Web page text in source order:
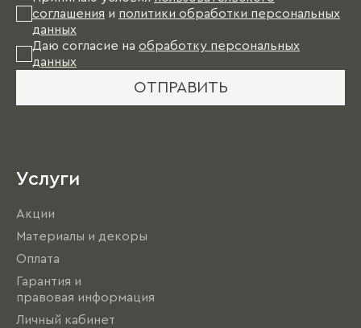
соглашения и политики обработки персональных
данных
Даю согласие на обработку персональных
данных
ОТПРАВИТЬ
Услуги
Акции
Материалы и декоры
Оплата
Гарантия и
правовая информация
Личный кабинет